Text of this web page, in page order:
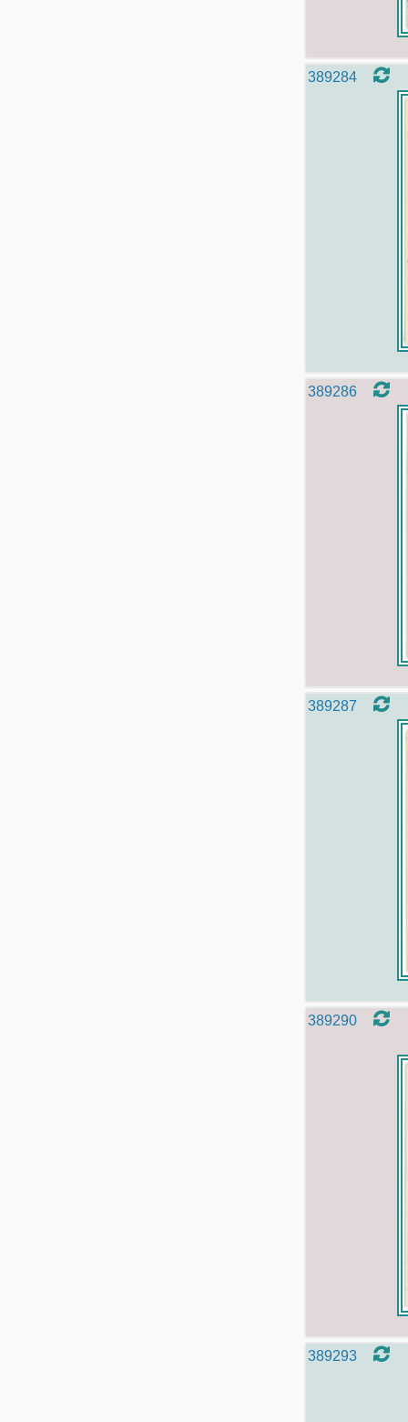
389284
389286
389287
389290
389293